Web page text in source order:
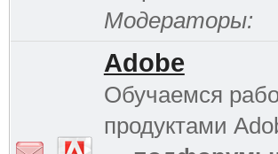
Модераторы:
Adobe
Обучаемся
продуктами